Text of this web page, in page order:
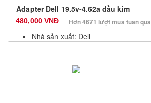
Adapter Dell 19.5v-4.62a đầu kim
480,000 VNĐ Hơn 4671 lượt mua tuần qua
Nhà sản xuất: Dell
Số lượng: 10